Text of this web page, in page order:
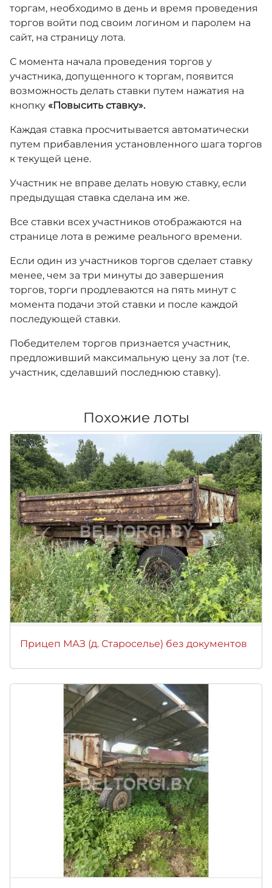
торгам, необходимо в день и время проведения
торгов войти под своим логином и паролем на
сайт, на страницу лота.
С момента начала проведения торгов у
участника, допущенного к торгам, появится
возможность делать ставки путем нажатия на
кнопку «Повысить ставку».
Каждая ставка просчитывается автоматически
путем прибавления установленного шага торгов
к текущей цене.
Участник не вправе делать новую ставку, если
предыдущая ставка сделана им же.
Все ставки всех участников отображаются на
странице лота в режиме реального времени.
Если один из участников торгов сделает ставку
менее, чем за три минуты до завершения
торгов, торги продлеваются на пять минут с
момента подачи этой ставки и после каждой
последующей ставки.
Победителем торгов признается участник,
предложивший максимальную цену за лот (т.е.
участник, сделавший последнюю ставку).
Похожие лоты
Прицеп МАЗ (д. Староселье) без документов